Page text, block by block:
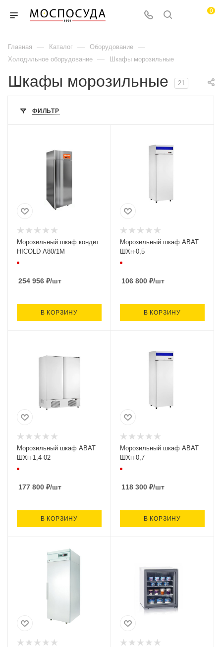
0
Главная — Каталог — Оборудование —
Холодильное оборудование — Шкафы морозильные
Шкафы морозильные 21
ФИЛЬТР
Морозильный шкаф кондит.
HICOLD A80/1M
254 956 ₽/шт
В КОРЗИНУ
Морозильный шкаф ABAT
ШХн-0,5
106 800 ₽/шт
В КОРЗИНУ
Морозильный шкаф ABAT
ШХн-1,4-02
177 800 ₽/шт
В КОРЗИНУ
Морозильный шкаф ABAT
ШХн-0,7
118 300 ₽/шт
В КОРЗИНУ